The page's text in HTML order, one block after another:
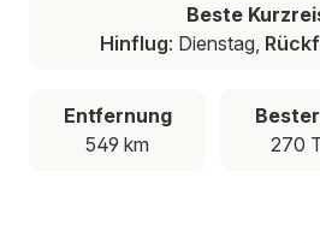
Beste
Hinflug: Dienstag,
Entfernung
549 km
270